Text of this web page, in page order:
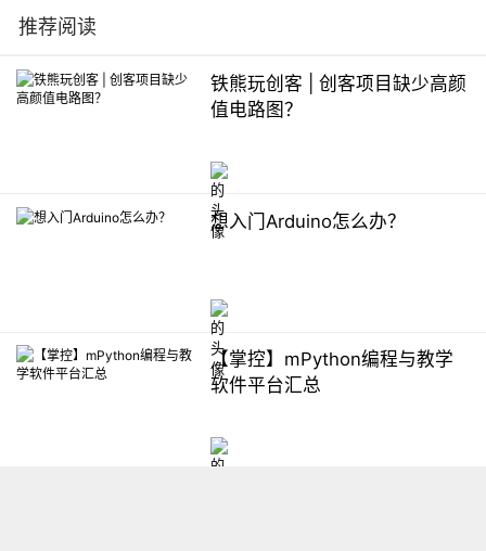
推荐阅读
铁熊玩创客 | 创客项目缺少高颜
值电路图？
想入门Arduino怎么办？
【掌控】mPython编程与教学
软件平台汇总